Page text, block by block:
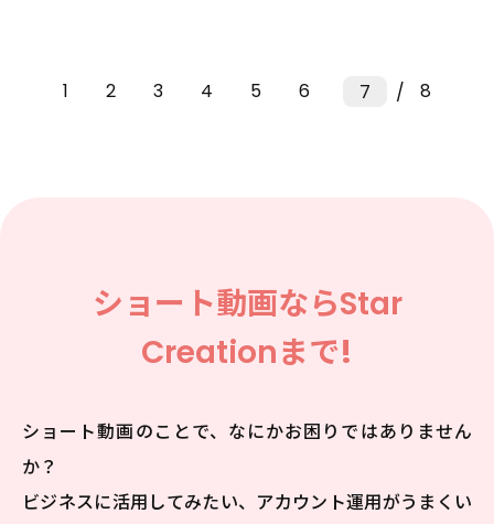
1 2 3 4 5 6 7 8
ショート動画ならStar
Creationまで!
ショート動画のことで、なにかお困りではありません
か？
ビジネスに活用してみたい、アカウント運用がうまくい